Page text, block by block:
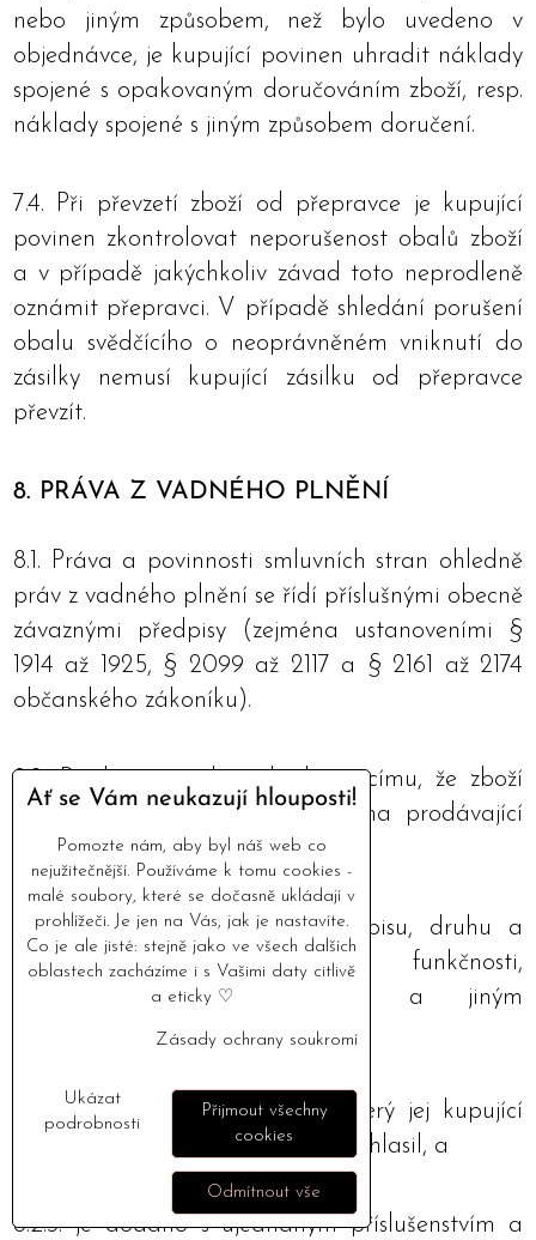
nebo jiným způsobem, než bylo uvedeno v
objednávce, je kupující povinen uhradit náklady
spojené s opakovaným doručováním zboží, resp.
náklady spojené s jiným způsobem doručení.
7.4. Při převzetí zboží od přepravce je kupující
povinen zkontrolovat neporušenost obalů zboží
a v případě jakýchkoliv závad toto neprodleně
oznámit přepravci. V případě shledání porušení
obalu svědčícího o neoprávněném vniknutí do
zásilky nemusí kupující zásilku od přepravce
převzít.
8. PRÁVA Z VADNÉHO PLNĚNÍ
8.1. Práva a povinnosti smluvních stran ohledně
práv z vadného plnění se řídí příslušnými obecně
závaznými předpisy (zejména ustanoveními §
1914 až 1925, § 2099 až 2117 a § 2161 až 2174
občanského zákoníku).
8.2. Prodávající odpovídá kupujícímu, že zboží
při převzetí nemá vady. Zejména prodávající
odpovídá kupujícímu, že zboží
8.2.1. odpovídá ujednanému popisu, druhu a
množství, jakož i jakosti, funkčnosti,
kompatibilitě, interoperabilitě a jiným
ujednaným vlastnostem,
8.2.2. je vhodné k účelu, pro který jej kupující
požaduje a s nímž prodávající souhlasil, a
8.2.3. je dodáno s ujednaným příslušenstvím a
Ať se Vám neukazují hlouposti!
Pomozte nám, aby byl náš web co
nejužitečnější. Používáme k tomu cookies -
malé soubory, které se dočasně ukládají v
prohlížeči. Je jen na Vás, jak je nastavíte.
Co je ale jisté: stejně jako ve všech dalších
oblastech zacházíme i s Vašimi daty citlivě
a eticky ♡
Zásady ochrany soukromí
Ukázat
podrobnosti
Přijmout všechny
cookies
Odmítnout vše